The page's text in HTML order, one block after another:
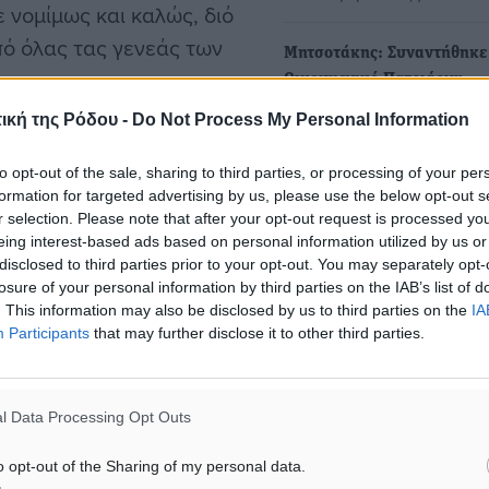
της Ρόδου - Do Not Process My Personal Information
opt-out of the sale, sharing to third parties, or processing of your
for targeted advertising by us, please use the below opt-out
selection. Please note that after your opt-out request is processed
interest-based ads based on personal information utilized by us
to third parties prior to your opt-out. You may separately
of your personal information by third parties on the IAB’s list of
This information may also be disclosed by us to third parties on the
Participants that may further disclose it to other third parties.
Data Processing Opt Outs
opt-out of the Sharing of my personal data.
νομίμως και καλώς, διό
όλας τας γενεάς των
καθ’ αυτόν τον τρόπο
στη συνέχεια
του με εκείνη του
αθλητές που
αγωνίζωνται
πολυπόθητο μετάλλιο,
πρέπει να είναι
αγωνιστικό
στέφανο του
Μητσοτάκης: Συναντήθηκε
Οικουμενικό Πατριάρχη
Μητσοτάκης συναντήθηκε
στο Μέγαρο Μαξίμου με
Αυτού Θειοτάτη
τον Οικουμενικό
Βαρθολομαίο.…
Συγχαρητήριο μήνυμα του
ανακοινώθηκαν τα